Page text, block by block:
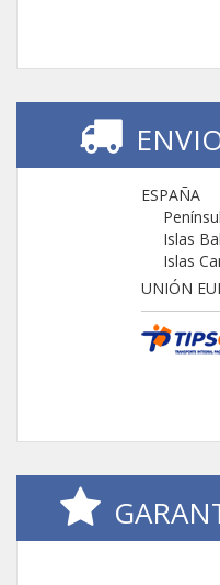
ESPAÑA
Islas
Islas
UNIÓN